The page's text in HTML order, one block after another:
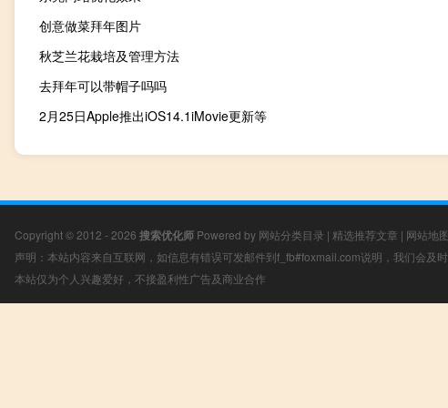
创意做菜拜年图片
秋芝兰花栽培及管理方法
去拜年可以带帽子吗吗
2月25日Apple推出iOS14.1iMovie更新等
Copyright © 2012 - 2026 搜索优化师 Powered by 网站分类目录 | 精选推荐文章 | 网站地图
声明：本站内容来自互联网，如信息有错误可发邮件到f_fb#foxmail.com说明，我们会及
本站仅为个人兴趣爱好，不接盈利性广告及商业合作